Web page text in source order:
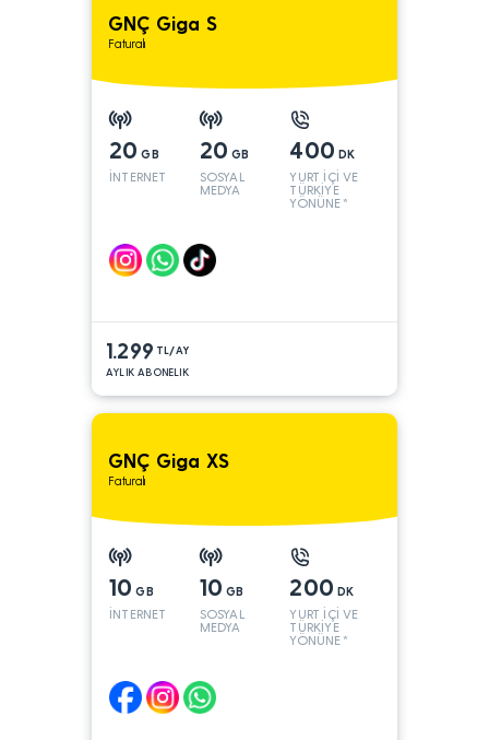
GNÇ Giga S
Faturalı
20 GB
İNTERNET
20 GB
SOSYAL
MEDYA
400 DK
YURT İÇİ VE
TÜRKİYE
YÖNÜNE*
1.299 TL/AY
AYLIK ABONELIK
GNÇ Giga XS
Faturalı
10 GB
İNTERNET
10 GB
SOSYAL
MEDYA
200 DK
YURT İÇİ VE
TÜRKİYE
YÖNÜNE*